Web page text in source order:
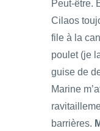
Peut-être.
Cilaos
file à la
poulet (je
guise de
Marine
barrières.